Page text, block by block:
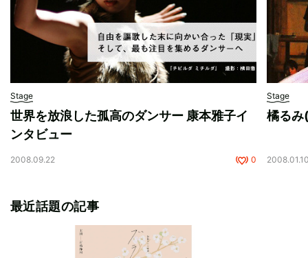
Stage
世界を放浪した孤高のダンサー 康本雅子イ
ンタビュー
2008.09.22 0
Stage
橘るみ
最近話題の記事